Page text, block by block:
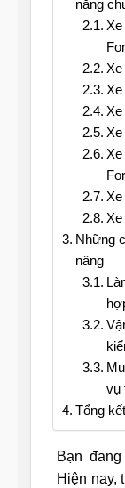
năng
Xe
Xe
Xe
Xe
Xe
Xe
Xe
Những
nâng
vụ
Tổng kết
Bạn
Hiện nay,